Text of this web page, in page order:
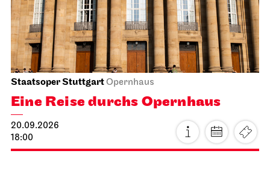
Staatsoper StuttgartOpernhaus
Eine Reise durchs Opernhaus
20.09.2026
18:00